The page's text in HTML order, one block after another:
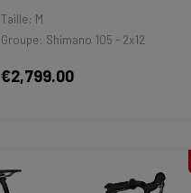
Taille: M
Groupe: Shimano 105 - 2x12
€2,799.00